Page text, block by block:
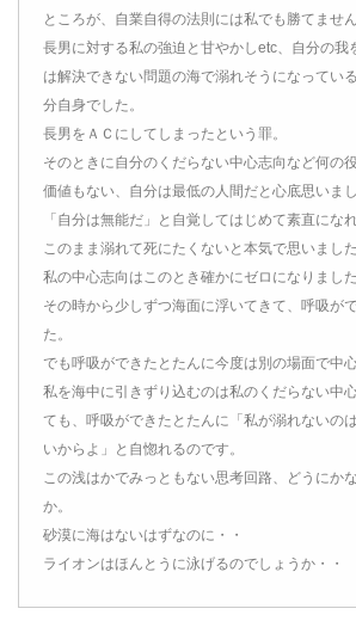
ところが、自業自得の法則には私でも勝てません
長男に対する私の強迫と甘やかしetc、自分の我
は解決できない問題の海で溺れそうになってい
分自身でした。
長男をＡＣにしてしまったという罪。
そのときに自分のくだらない中心志向など何の
価値もない、自分は最低の人間だと心底思いまし
「自分は無能だ」と自覚してはじめて素直になれ
このまま溺れて死にたくないと本気で思いました
私の中心志向はこのとき確かにゼロになりました
その時から少しずつ海面に浮いてきて、呼吸が
た。
でも呼吸ができたとたんに今度は別の場面で中
私を海中に引きずり込むのは私のくだらない中
ても、呼吸ができたとたんに「私が溺れないの
いからよ」と自惚れるのです。
この浅はかでみっともない思考回路、どうにか
か。
砂漠に海はないはずなのに・・
ライオンはほんとうに泳げるのでしょうか・・